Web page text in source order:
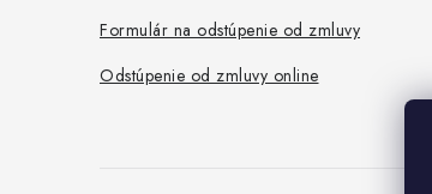
Formulár na odstúpenie od zmluvy
Odstúpenie od zmluvy online